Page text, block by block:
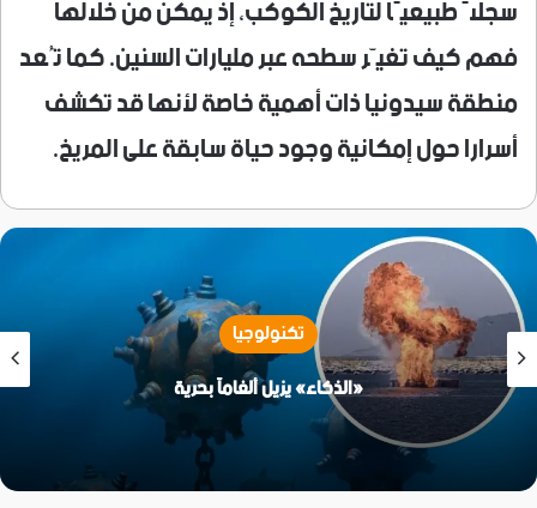
سجلاً طبيعيًا لتاريخ الكوكب، إذ يمكن من خلالها
فهم كيف تغيّر سطحه عبر مليارات السنين. كما تُعد
منطقة سيدونيا ذات أهمية خاصة لأنها قد تكشف
أسرارا حول إمكانية وجود حياة سابقة على المريخ.
تكنولوجيا
«الذكاء» يزيل ألغاماً بحرية